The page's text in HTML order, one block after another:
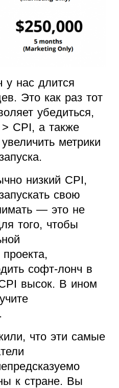
нас длится
Это как раз тот
убедиться,
> CPI, а также
метрики
низкий CPI,
свою
— это не
того, чтобы
софт-лонч в
высок. В ином
что эти самые
к стране. Вы